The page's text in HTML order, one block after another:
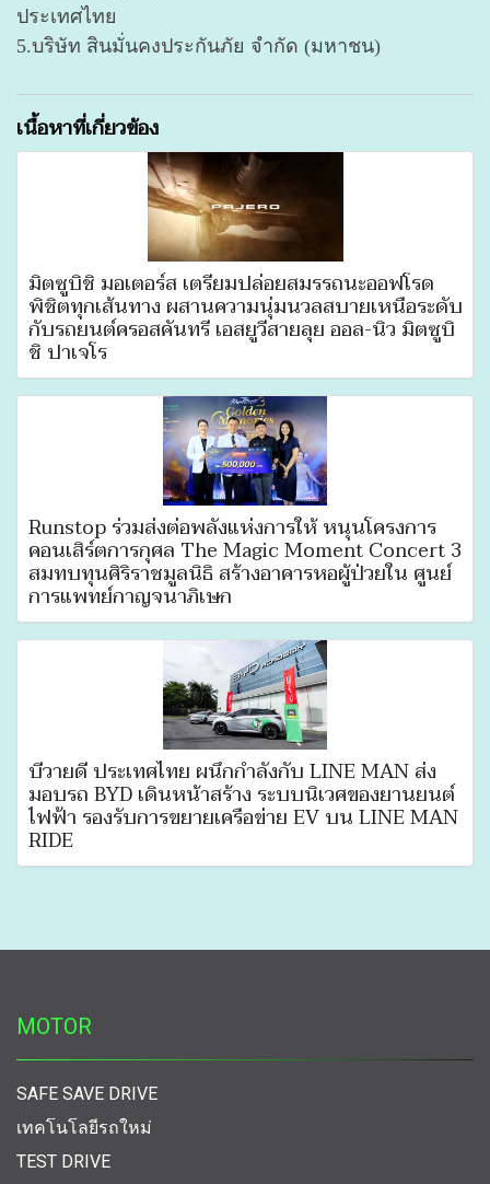
ประเทศไทย
5.บริษัท สินมั่นคงประกันภัย จำกัด (มหาชน)
เนื้อหาที่เกี่ยวข้อง
มิตซูบิชิ มอเตอร์ส เตรียมปล่อยสมรรถนะออฟโรด
พิชิตทุกเส้นทาง ผสานความนุ่มนวลสบายเหนือระดับ
กับรถยนต์ครอสคันทรี เอสยูวีสายลุย ออล-นิว มิตซูบิ
ชิ ปาเจโร
Runstop ร่วมส่งต่อพลังแห่งการให้ หนุนโครงการ
คอนเสิร์ตการกุศล The Magic Moment Concert 3
สมทบทุนศิริราชมูลนิธิ สร้างอาคารหอผู้ป่วยใน ศูนย์
การแพทย์กาญจนาภิเษก
บีวายดี ประเทศไทย ผนึกกำลังกับ LINE MAN ส่ง
มอบรถ BYD เดินหน้าสร้าง ระบบนิเวศของยานยนต์
ไฟฟ้า รองรับการขยายเครือข่าย EV บน LINE MAN
RIDE
MOTOR
SAFE SAVE DRIVE
เทคโนโลยีรถใหม่
TEST DRIVE